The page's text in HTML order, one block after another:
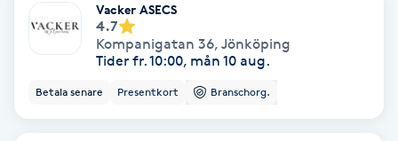
Liktornar
LPG-behandling
Vacker ASECS
4.7
Kompanigatan 36, Jönköping
Tider fr. 10:00, mån 10 aug.
Betala senare Presentkort Branschorg.